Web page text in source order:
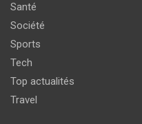
Santé
Société
Sports
Tech
Top actualités
Travel